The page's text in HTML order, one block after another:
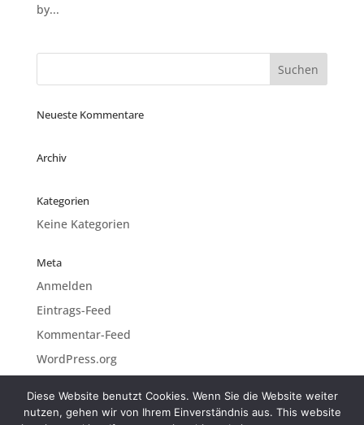
by...
Neueste Kommentare
Archiv
Kategorien
Keine Kategorien
Meta
Anmelden
Eintrags-Feed
Kommentar-Feed
WordPress.org
Diese Website benutzt Cookies. Wenn Sie die Website weiter
nutzen, gehen wir von Ihrem Einverständnis aus. This website